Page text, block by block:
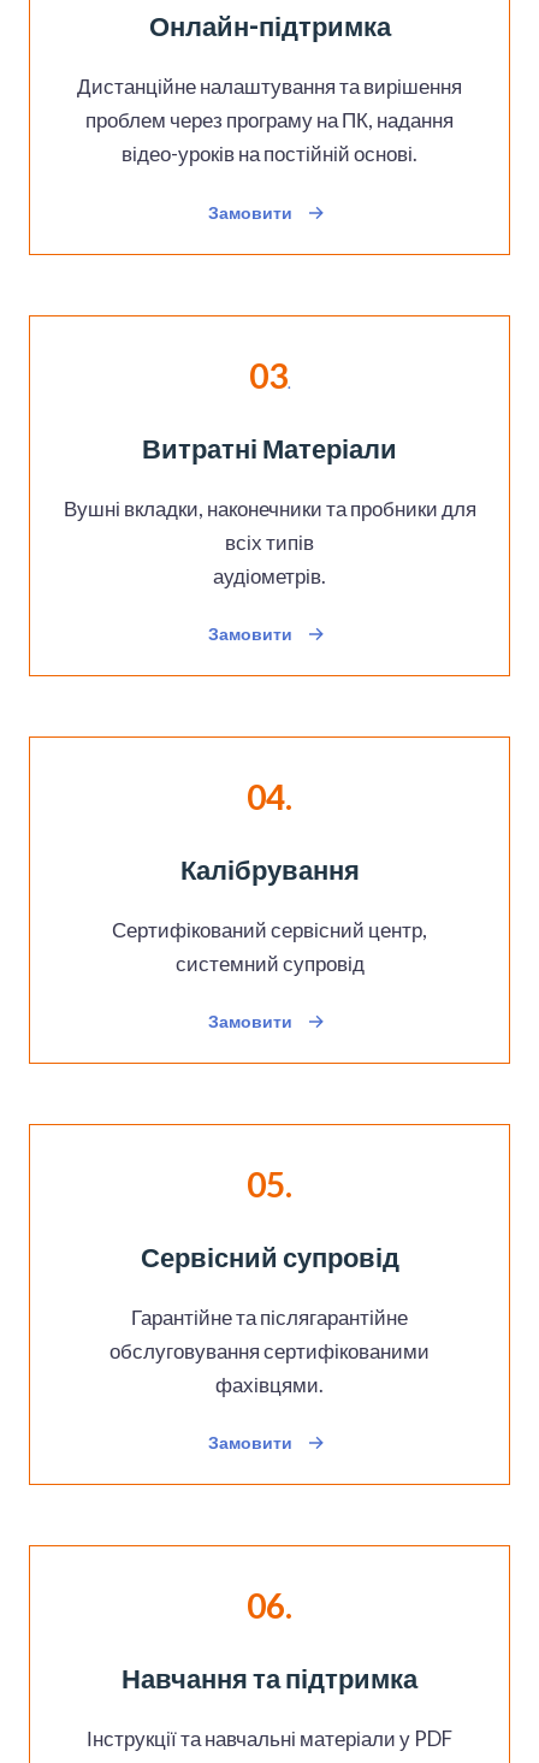
Онлайн-підтримка
Дистанційне налаштування та вирішення
проблем через програму на ПК, надання
відео-уроків на постійній основі.
Замовити
03.
Витратні Матеріали
Вушні вкладки, наконечники та пробники для
всіх типів
аудіометрів.
Замовити
04.
Калібрування
Сертифікований сервісний центр,
системний супровід
Замовити
05.
Сервісний супровід
Гарантійне та післягарантійне
обслуговування сертифікованими
фахівцями.
Замовити
06.
Навчання та підтримка
Інструкції та навчальні матеріали у PDF